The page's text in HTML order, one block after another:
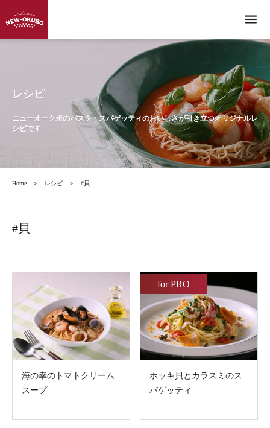
menu
レシピ
ニューオークボのパスタ・スパゲッティのおいしさが引き立つオリジナルレ
シピです
Home ＞ レシピ ＞ #貝
#貝
海の幸のトマトクリーム
スープ
for PRO
ホッキ貝とカラスミのス
パゲッティ